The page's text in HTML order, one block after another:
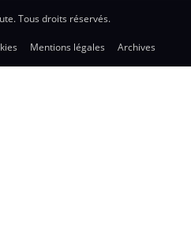
Tous droits réservés.
Mentions légales Archives